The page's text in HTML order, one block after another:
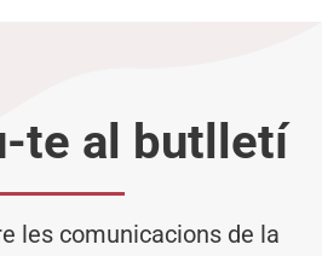
te al butlletí
les comunicacions de la